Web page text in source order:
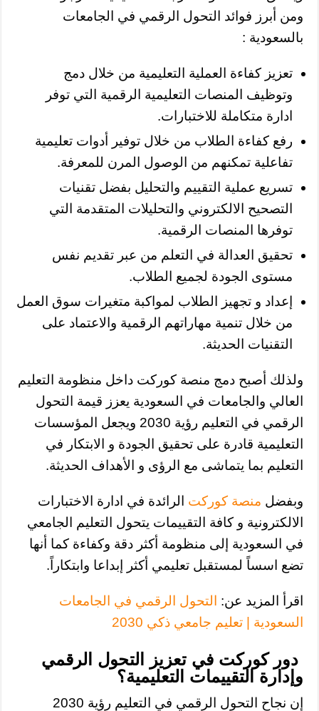
ومن أبرز فوائد التحول الرقمي في الجامعات
بالسعودية :
تعزيز كفاءة العملية التعليمية من خلال دمج
وتوظيف المنصات التعليمية الرقمية التي توفر
ادارة متكاملة للاختبارات.
رفع كفاءة الطلاب من خلال توفير أدوات تعليمية
تفاعلية تمكنهم من الوصول المرن للمعرفة.
تسريع عملية التقييم والتحليل بفضل تقنيات
التصحيح الالكتروني والتحليلات المتقدمة التي
توفرها المنصات الرقمية.
تحقيق العدالة في التعلم من عبر تقديم نفس
مستوى الجودة لجميع الطلاب.
إعداد و تجهيز الطلاب لمواكبة متغيرات سوق العمل
من خلال تنمية مهاراتهم الرقمية والاعتماد على
التقنيات الحديثة.
ولذلك أصبح دمج منصة كوركت داخل منظومة التعليم
العالي والجامعات في السعودية يعزز قيمة التحول
الرقمي في التعليم رؤية 2030 ويجعل المؤسسات
التعليمية قادرة على تحقيق الجودة و الابتكار في
التعليم بما يتماشى مع الرؤى و الأهداف الحديثة.
وبفضل منصة كوركت الرائدة في ادارة الاختبارات
الالكترونية و كافة التقييمات يتحول التعليم الجامعي
في السعودية إلى منظومة أكثر دقة وكفاءة كما أنها
تضع اسساً لمستقبل تعليمي أكثر إبداعا وابتكاراً.
اقرأ المزيد عن: التحول الرقمي في الجامعات
السعودية | تعليم جامعي ذكي 2030
دور كوركت في تعزيز التحول الرقمي
وإدارة التقييمات التعليمية؟
إن نجاح التحول الرقمي في التعليم رؤية 2030